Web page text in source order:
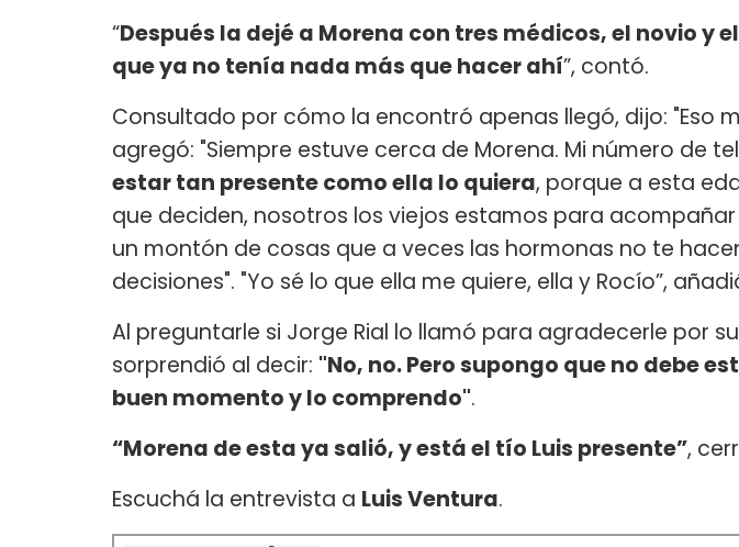
“Después la dejé a Morena con tres médicos, el novio y
que ya no tenía nada más que hacer ahí”, contó.
Consultado por cómo la encontró apenas llegó, dijo: "Eso
agregó: "Siempre estuve cerca de Morena. Mi número de
estar tan presente como ella lo quiera, porque a esta
que deciden, nosotros los viejos estamos para
un montón de cosas que a veces las hormonas no te
decisiones". "Yo sé lo que ella me quiere, ella y Rocío”,
Al preguntarle si Jorge Rial lo llamó para agradecerle por
sorprendió al decir: "No, no. Pero supongo que no debe
buen momento y lo comprendo".
“Morena de esta ya salió, y está el tío Luis presente”,
Escuchá la entrevista a Luis Ventura.